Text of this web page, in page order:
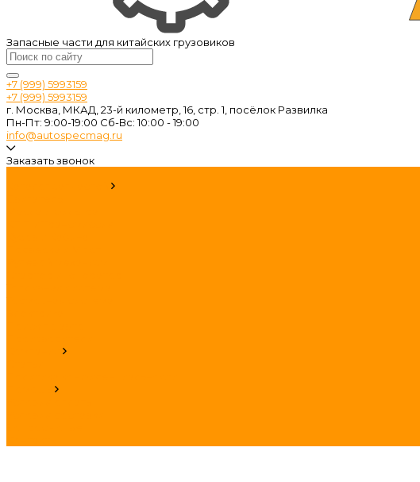
Запасные части для китайских грузовиков
+7 (999) 5993159
+7 (999) 5993159
г. Москва, МКАД, 23-й километр, 16, стр. 1, посёлок Развилка
Пн-Пт: 9:00-19:00 Cб-Вс: 10:00 - 19:00
info@autospecmag.ru
Заказать звонок